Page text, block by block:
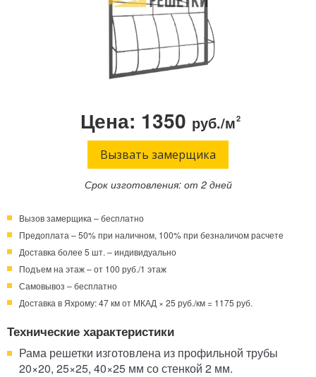
Заказать обратный звонок
+7 (495) 003-40-74 Круглосуточно!
Цена: 1350 руб./м2
Вызвать замерщика
Срок изготовления: от 2 дней
Вызов замерщика – бесплатно
Предоплата – 50% при наличном, 100% при безналичом расчете
Доставка более 5 шт. – индивидуально
Подъем на этаж – от 100 руб./1 этаж
Самовывоз – бесплатно
Доставка в Яхрому: 47 км от МКАД × 25 руб./км = 1175 руб.
Технические характеристики
Рама решетки изготовлена из профильной трубы
20×20, 25×25, 40×25 мм со стенкой 2 мм.